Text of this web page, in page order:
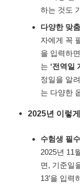
하는 것도
다양한 맞
자에게 꼭
을 입력하
는 ‘전역일
정일을 알
는 다양한
2025년 이렇
수험생 필
2025년 11
면, 기준일
13’을 입력